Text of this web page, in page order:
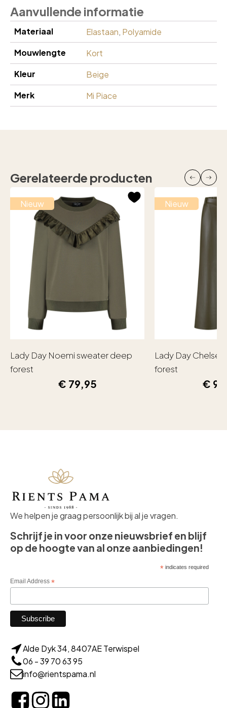
Aanvullende informatie
Materiaal Elastaan, Polyamide
Mouwlengte
Kort
Kleur
Beige
Merk
Mi Piace
Gerelateerde producten
Nieuw
Lady Day Noemi sweater deep
forest
€ 79,95
Nieuw
Lady Day
forest
€
We helpen je graag persoonlijk bij al je vragen.
Schrijf je in voor onze nieuwsbrief en blijf
op de hoogte van al onze aanbiedingen!
*indicates required
Email Address *
Alde Dyk 34, 8407AE Terwispel
06 - 39 70 63 95
info@rientspama.nl